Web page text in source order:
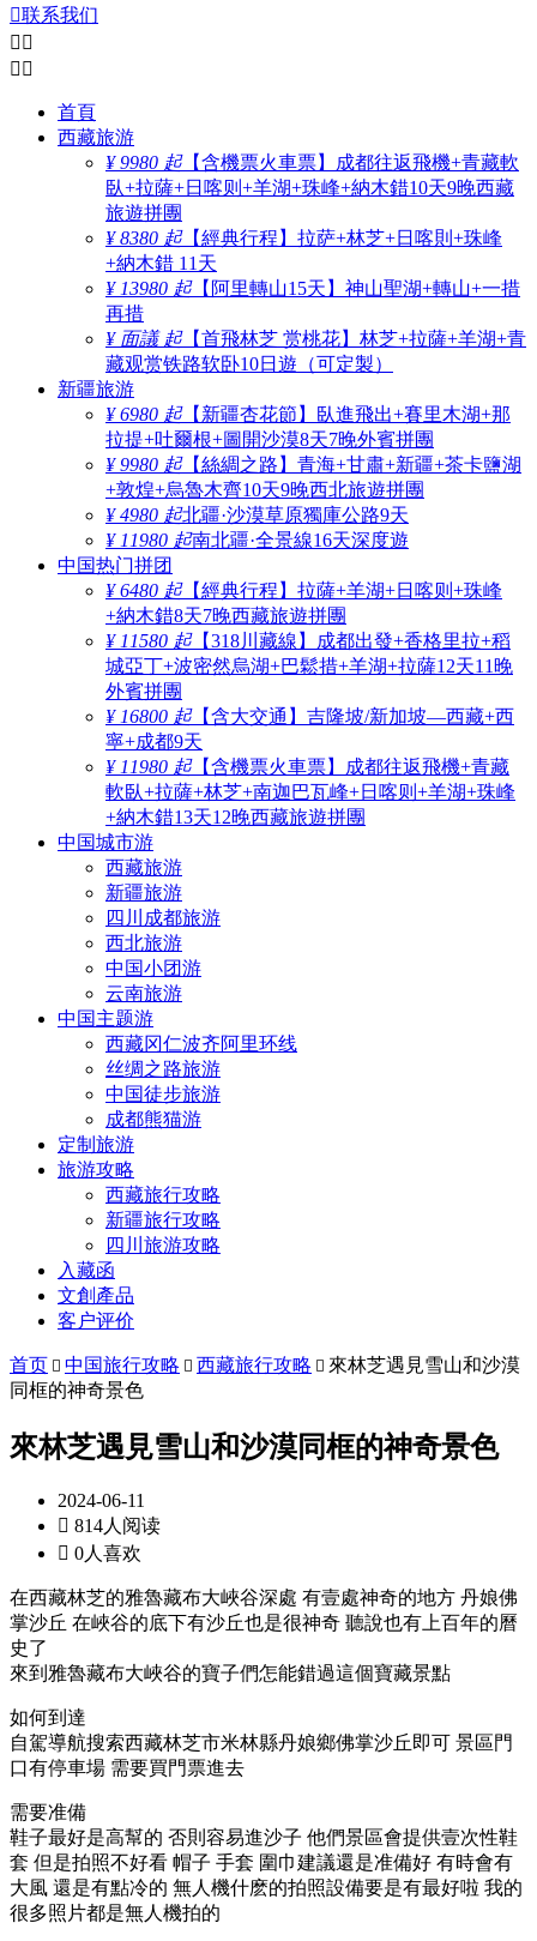
联系我们
 
 
首頁
西藏旅游
¥ 9980 起【含機票火車票】成都往返飛機+青藏軟
臥+拉薩+日喀则+羊湖+珠峰+納木錯10天9晚西藏
旅遊拼團
¥ 8380 起【經典行程】拉萨+林芝+日喀則+珠峰
+納木錯 11天
¥ 13980 起【阿里轉山15天】神山聖湖+轉山+一措
再措
¥ 面議 起【首飛林芝 赏桃花】林芝+拉薩+羊湖+青
藏观赏铁路软卧10日遊（可定製）
新疆旅游
¥ 6980 起【新疆杏花節】臥進飛出+賽里木湖+那
拉提+吐爾根+圖開沙漠8天7晚外賓拼團
¥ 9980 起【絲綢之路】青海+甘肅+新疆+茶卡鹽湖
+敦煌+烏魯木齊10天9晚西北旅遊拼團
¥ 4980 起北疆·沙漠草原獨庫公路9天
¥ 11980 起南北疆·全景線16天深度遊
中国热门拼团
¥ 6480 起【經典行程】拉薩+羊湖+日喀则+珠峰
+納木錯8天7晚西藏旅遊拼團
¥ 11580 起【318川藏線】成都出發+香格里拉+稻
城亞丁+波密然烏湖+巴鬆措+羊湖+拉薩12天11晚
外賓拼團
¥ 16800 起【含大交通】吉隆坡/新加坡—西藏+西
寧+成都9天
¥ 11980 起【含機票火車票】成都往返飛機+青藏
軟臥+拉薩+林芝+南迦巴瓦峰+日喀则+羊湖+珠峰
+納木錯13天12晚西藏旅遊拼團
中国城市游
西藏旅游
新疆旅游
四川成都旅游
西北旅游
中国小团游
云南旅游
中国主题游
西藏冈仁波齐阿里环线
丝绸之路旅游
中国徒步旅游
成都熊猫游
定制旅游
旅游攻略
西藏旅行攻略
新疆旅行攻略
四川旅游攻略
入藏函
文創產品
客户评价
首页  中国旅行攻略  西藏旅行攻略  來林芝遇見雪山和沙漠
同框的神奇景色
來林芝遇見雪山和沙漠同框的神奇景色
2024-06-11
 814人阅读
 0人喜欢
在西藏林芝的雅魯藏布大峽谷深處 有壹處神奇的地方 丹娘佛
掌沙丘 在峽谷的底下有沙丘也是很神奇 聽說也有上百年的曆
史了
來到雅魯藏布大峽谷的寶子們怎能錯過這個寶藏景點
如何到達
自駕導航搜索西藏林芝市米林縣丹娘鄉佛掌沙丘即可 景區門
口有停車場 需要買門票進去
需要准備
鞋子最好是高幫的 否則容易進沙子 他們景區會提供壹次性鞋
套 但是拍照不好看 帽子 手套 圍巾建議還是准備好 有時會有
大風 還是有點冷的 無人機什麽的拍照設備要是有最好啦 我的
很多照片都是無人機拍的